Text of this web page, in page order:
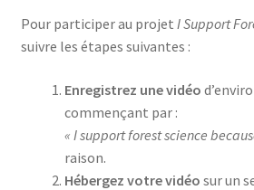
Pour participer au projet I Support
suivre les étapes suivantes :
Enregistrez une vidéo
commençant par :
« I support forest science
raison.
Hébergez votre vidéo sur un